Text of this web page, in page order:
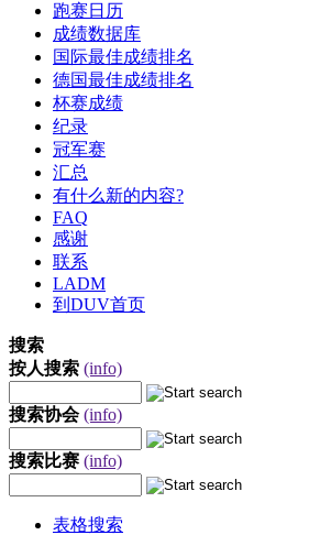
跑赛日历
成绩数据库
国际最佳成绩排名
德国最佳成绩排名
杯赛成绩
纪录
冠军赛
汇总
有什么新的内容?
FAQ
感谢
联系
LADM
到DUV首页
搜索
按人搜索 (info)
搜索协会 (info)
搜索比赛 (info)
表格搜索